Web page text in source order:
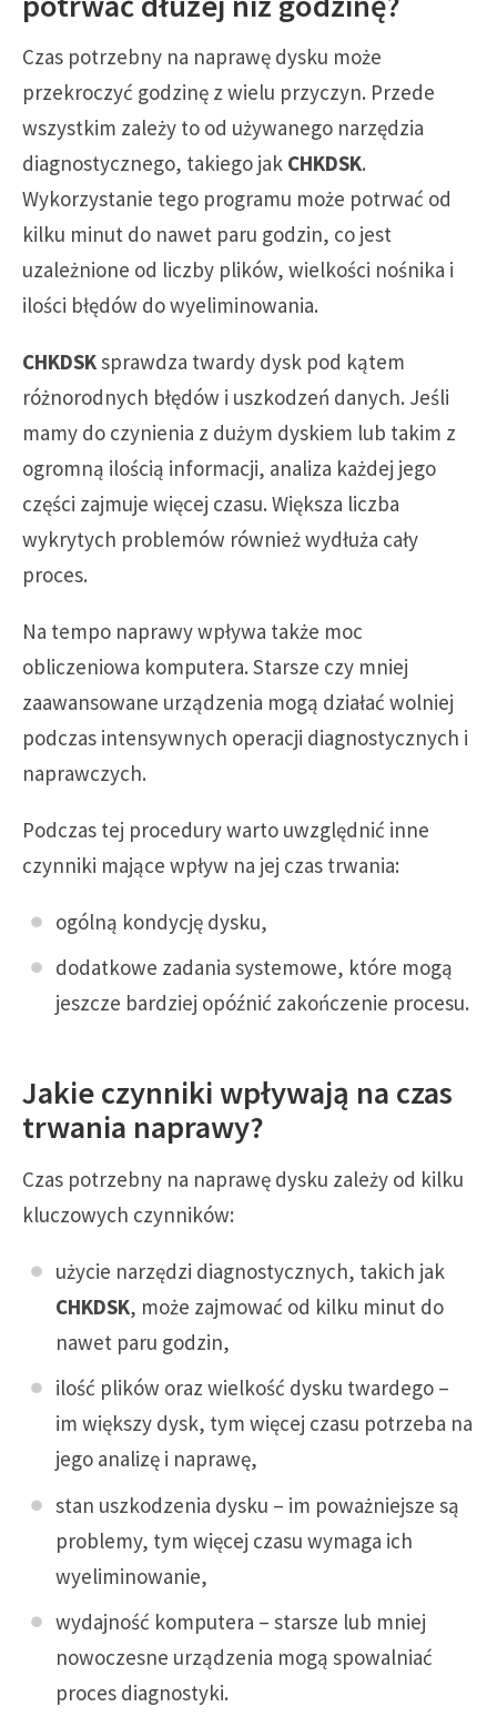
Czas potrzebny na naprawę dysku może
przekroczyć godzinę z wielu przyczyn. Przede
wszystkim zależy to od używanego narzędzia
diagnostycznego, takiego jak CHKDSK.
Wykorzystanie tego programu może potrwać od
kilku minut do nawet paru godzin, co jest
uzależnione od liczby plików, wielkości nośnika i
ilości błędów do wyeliminowania.
CHKDSKsprawdza twardy dysk pod kątem
różnorodnych błędów i uszkodzeń danych. Jeśli
mamy do czynienia z dużym dyskiem lub takim z
ogromną ilością informacji, analiza każdej jego
części zajmuje więcej czasu. Większa liczba
wykrytych problemów również wydłuża cały
proces.
Na tempo naprawy wpływa także moc
obliczeniowa komputera. Starsze czy mniej
zaawansowane urządzenia mogą działać wolniej
podczas intensywnych operacji diagnostycznych i
naprawczych.
Podczas tej procedury warto uwzględnić inne
czynniki mające wpływ na jej czas trwania:
ogólną kondycję dysku,
dodatkowe zadania systemowe, które mogą
jeszcze bardziej opóźnić zakończenie procesu.
Jakie czynniki wpływają na czas
trwania naprawy?
Czas potrzebny na naprawę dysku zależy od kilku
kluczowych czynników:
użycie narzędzi diagnostycznych, takich jak
CHKDSK, może zajmować od kilku minut do
nawet paru godzin,
ilość plików oraz wielkość dysku twardego –
im większy dysk, tym więcej czasu potrzeba na
jego analizę i naprawę,
stan uszkodzenia dysku – im poważniejsze są
problemy, tym więcej czasu wymaga ich
wyeliminowanie,
wydajność komputera – starsze lub mniej
nowoczesne urządzenia mogą spowalniać
proces diagnostyki.